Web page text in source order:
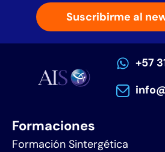
Suscribirme al
+57
Formaciones
Formación Sintergética